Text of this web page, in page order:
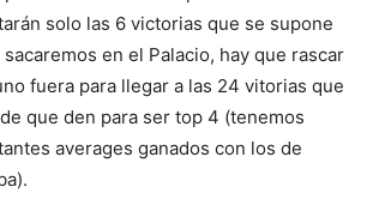
solo las 6 victorias que se supone
en el Palacio, hay que rascar
fuera para llegar a las 24 vitorias que
que den para ser top 4 (tenemos
averages ganados con los de